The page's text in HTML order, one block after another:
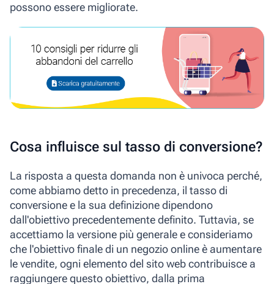
possono essere migliorate.
Cosa influisce sul tasso di conversione?
La risposta a questa domanda non è univoca perché,
come abbiamo detto in precedenza, il tasso di
conversione e la sua definizione dipendono
dall'obiettivo precedentemente definito. Tuttavia, se
accettiamo la versione più generale e consideriamo
che l'obiettivo finale di un negozio online è aumentare
le vendite, ogni elemento del sito web contribuisce a
raggiungere questo obiettivo, dalla prima